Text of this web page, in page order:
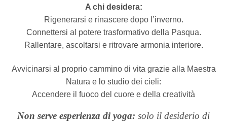
A chi desidera:
Rigenerarsi e rinascere dopo l’inverno.
Connettersi al potere trasformativo della Pasqua.
Rallentare, ascoltarsi e ritrovare armonia interiore.
Avvicinarsi al proprio cammino di vita grazie alla Maestra
Natura e lo studio dei cieli:
Accendere il fuoco del cuore e della creatività
Non serve esperienza di yoga: solo il desiderio di